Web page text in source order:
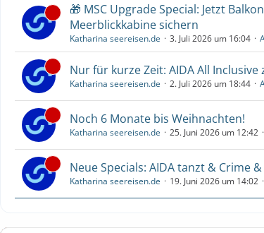
🎁 MSC Upgrade Special: Jetzt
Meerblickkabine sichern
Katharina seereisen.de 3. Juli 2026 um 16:04
Nur für kurze Zeit: AIDA All
Katharina seereisen.de 2. Juli 2026 um 18:44
Noch 6 Monate bis Weihnachten!
Katharina seereisen.de 25. Juni 2026 um 12:42
Neue Specials: AIDA tanzt & Crime &
Katharina seereisen.de 19. Juni 2026 um 14:02